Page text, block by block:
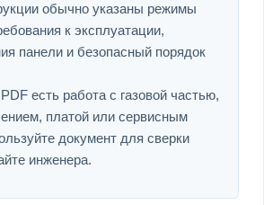
обычно указаны режимы
к эксплуатации,
панели и безопасный порядок
есть работа с газовой частью,
платой или сервисным
документ для сверки
инженера.